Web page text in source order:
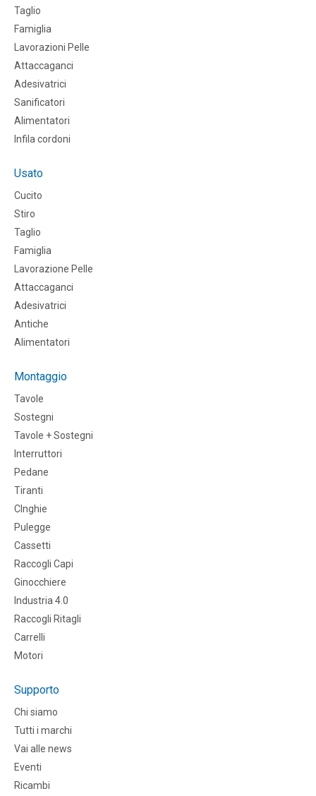
Taglio
Famiglia
Lavorazioni Pelle
Attaccaganci
Adesivatrici
Sanificatori
Alimentatori
Infila cordoni
Usato
Cucito
Stiro
Taglio
Famiglia
Lavorazione Pelle
Attaccaganci
Adesivatrici
Antiche
Alimentatori
Montaggio
Tavole
Sostegni
Tavole + Sostegni
Interruttori
Pedane
Tiranti
CInghie
Pulegge
Cassetti
Raccogli Capi
Ginocchiere
Industria 4.0
Raccogli Ritagli
Carrelli
Motori
Supporto
Chi siamo
Tutti i marchi
Vai alle news
Eventi
Ricambi